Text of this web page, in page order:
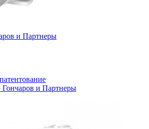
и Партнеры
и Партнеры